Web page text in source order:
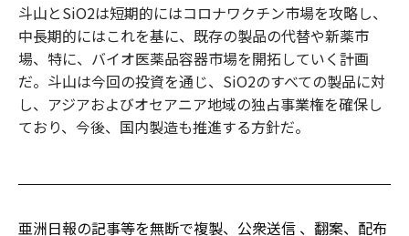
斗山とSiO2は短期的にはコロナワクチン市場を攻略し、
中長期的にはこれを基に、既存の製品の代替や新薬市
場、特に、バイオ医薬品容器市場を開拓していく計画
だ。斗山は今回の投資を通じ、SiO2のすべての製品に対
し、アジアおよびオセアニア地域の独占事業権を確保し
ており、今後、国内製造も推進する方針だ。
亜洲日報の記事等を無断で複製、公衆送信 、翻案、配布